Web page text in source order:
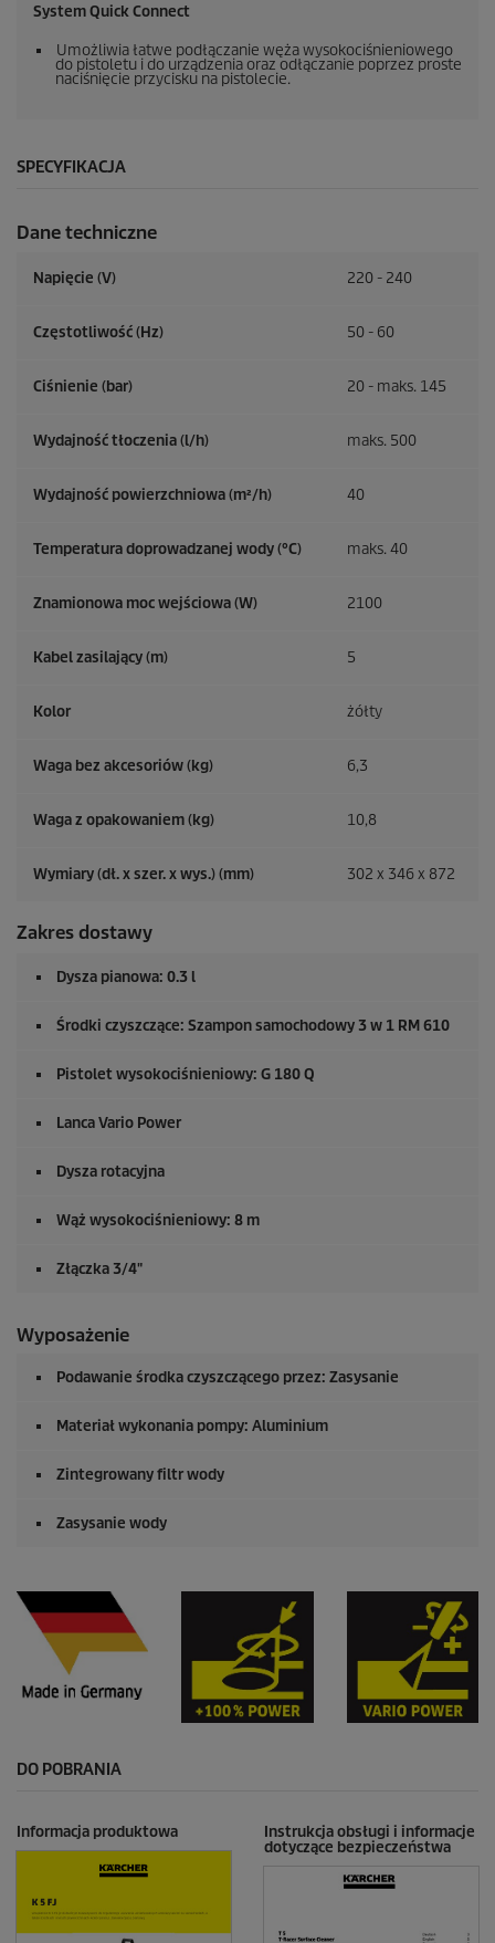
SystemQuick Connect
Umożliwia łatwe podłączanie węża wysokociśnieniowego
do pistoletu i do urządzenia oraz odłączanie poprzez proste
naciśnięcie przycisku na pistolecie.
SPECYFIKACJA
Dane techniczne
Napięcie (V) 220 - 240
Częstotliwość (Hz) 50 - 60
Ciśnienie (bar) 20 - maks. 145
Wydajność tłoczenia (l/h) maks. 500
Wydajność powierzchniowa (m²/h) 40
Temperatura doprowadzanej wody (°C) maks. 40
Znamionowa moc wejściowa (W) 2100
Kabel zasilający (m) 5
Kolor żółty
Waga bez akcesoriów (kg) 6,3
Waga z opakowaniem (kg) 10,8
Wymiary (dł. x szer. x wys.) (mm) 302 x 346 x 872
Zakres dostawy
Dysza pianowa: 0.3 l
Środki czyszczące: Szampon samochodowy 3 w 1 RM 610
Pistolet wysokociśnieniowy: G 180 Q
Lanca Vario Power
Dysza rotacyjna
Wąż wysokociśnieniowy: 8 m
Złączka 3/4"
Wyposażenie
Podawanie środka czyszczącego przez: Zasysanie
Materiał wykonania pompy: Aluminium
Zintegrowany filtr wody
Zasysanie wody
DO POBRANIA
Informacja produktowa
Instrukcja obsługi i informacje
dotyczące bezpieczeństwa